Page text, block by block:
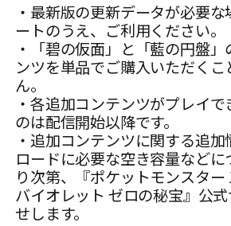
・最新版の更新データが必要
ートのうえ、ご利用ください。
・「碧の仮面」と「藍の円盤
ンツを単品でご購入いただくこ
ん。
・各追加コンテンツがプレイ
のは配信開始以降です。
・追加コンテンツに関する追
ロードに必要な空き容量などに
り次第、『ポケットモンスター
バイオレット ゼロの秘宝』公
せします。